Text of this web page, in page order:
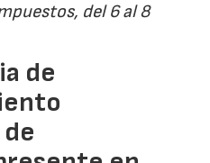
del 6 al 8
de